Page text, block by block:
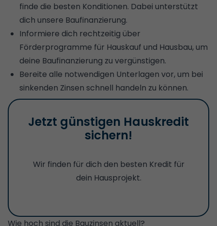
finde die besten Konditionen. Dabei unterstützt
dich unsere Baufinanzierung.
Informiere dich rechtzeitig über
Förderprogramme für Hauskauf und Hausbau, um
deine Baufinanzierung zu vergünstigen.
Bereite alle notwendigen Unterlagen vor, um bei
sinkenden Zinsen schnell handeln zu können.
Jetzt günstigen Hauskredit
sichern!
Wir finden für dich den besten Kredit für
dein Hausprojekt.
Wie hoch sind die Bauzinsen aktuell?